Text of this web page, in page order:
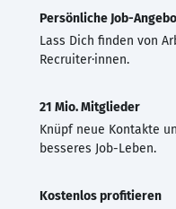
Persönliche Job-
Lass Dich finden von
Recruiter·innen.
21 Mio. Mitglieder
Knüpf neue Kontakte
besseres Job-Leben.
Kostenlos profitieren